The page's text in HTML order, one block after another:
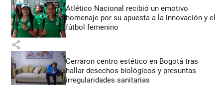
Atlético Nacional recibió un emotivo
homenaje por su apuesta a la innovación y el
fútbol femenino
share
Cerraron centro estético en Bogotá tras
hallar desechos biológicos y presuntas
irregularidades sanitarias